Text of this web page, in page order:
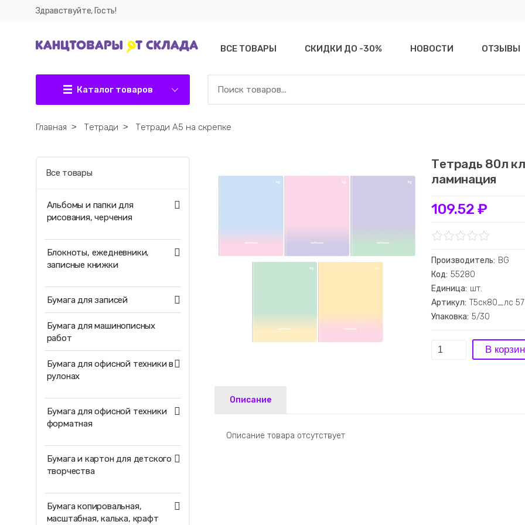
Здравствуйте, Гость!
Каталог товаров
ВСЕ ТОВАРЫ СКИДКИ ДО -30% НОВОСТИ ОТЗЫВЫ
Главная ˃ Тетради ˃ Тетради А5 на скрепке
Тетрадь 80л
ламинация
109.52 ₽
Производитель: BG
Код: 55280
Единица: шт.
Артикул: Т5ск80_лс
Упаковка: 5/30
Описание
Описание товара отсутствует
Все товары
Альбомы и папки для
рисования, черчения
Блокноты, ежедневники,
записные книжки
Бумага для записей
Бумага для машинописных
работ
Бумага для офисной техники в
рулонах
Бумага для офисной техники
форматная
Бумага и картон для детского
творчества
Бумага копировальная,
масштабная, калька, крафт